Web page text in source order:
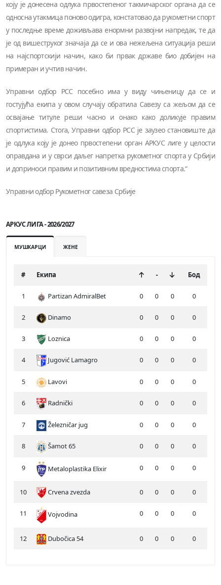
коју је донесена одлука првостепеног такмичарског органа да се
односна утакмица поново одигра, констатовао да рукометни спорт
у последње време доживљава енормни развојни напредак, те да
је од вишеструког значаја да се и ова нежељена ситуација реши
на најспортскији начин, како би првак државе био добијен на
примеран и учтив начин.
Управни одбор РСС посебно има у виду чињеницу да се и
гостујућа екипа у овом случају обратила Савезу са жељом да се
освајање титуле реши часно и онако како доликује правим
спортистима. Стога, Управни одбор РСС је заузео становиште да
је одлука коју је донео првостепени орган АРКУС лиге у целости
оправдана и у сврси даљег напретка рукометног спорта у Србији
и доприноси правим и позитивним вредностима спорта.“
Управни одбор Рукометног савеза Србије
АРКУС ЛИГА - 2026/2027
МУШКАРЦИ ЖЕНЕ
# Екипа - Бод
1 Partizan AdmiralBet 0 0 0 0
2 Dinamo 0 0 0 0
3 Loznica 0 0 0 0
4 Jugović Lamagro 0 0 0 0
5 Lavovi 0 0 0 0
6 Radnički 0 0 0 0
7 Železničar jug 0 0 0 0
8 Šamot 65 0 0 0 0
9 Metaloplastika Elixir 0 0 0 0
10 Crvena zvezda 0 0 0 0
11 Vojvodina 0 0 0 0
12 Dubočica 54 0 0 0 0